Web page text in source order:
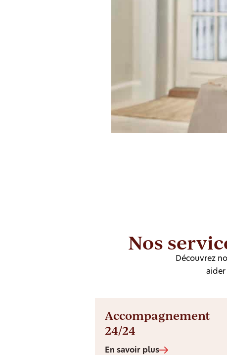
Nos
Découvrez
aider
Accompagnement
24/24
En savoir plus